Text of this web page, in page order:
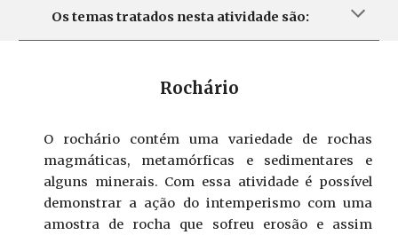
Os temas tratados nesta atividade são:
Rochário
O rochário contém uma variedade de rochas
magmáticas, metamórficas e sedimentares e
alguns minerais. Com essa atividade é possível
demonstrar a ação do intemperismo com uma
amostra de rocha que sofreu erosão e assim